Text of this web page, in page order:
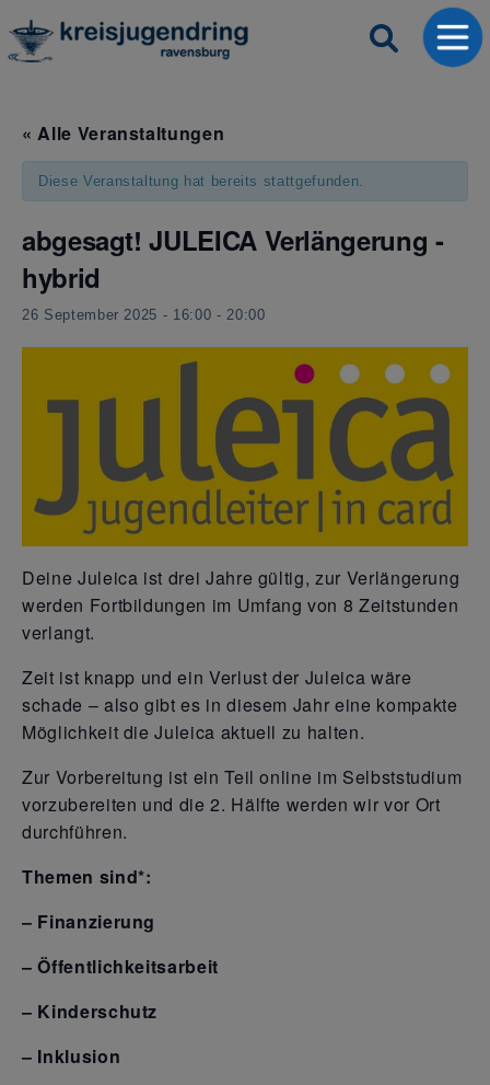
« Alle Veranstaltungen
Diese Veranstaltung hat bereits stattgefunden.
abgesagt! JULEICA Verlängerung -
hybrid
26 September 2025 - 16:00 -20:00
Deine Juleica ist drei Jahre gültig, zur Verlängerung
werden Fortbildungen im Umfang von 8 Zeitstunden
verlangt.
Zeit ist knapp und ein Verlust der Juleica wäre
schade – also gibt es in diesem Jahr eine kompakte
Möglichkeit die Juleica aktuell zu halten.
Zur Vorbereitung ist ein Teil online im Selbststudium
vorzubereiten und die 2. Hälfte werden wir vor Ort
durchführen.
Themen sind*:
– Finanzierung
– Öffentlichkeitsarbeit
– Kinderschutz
– Inklusion